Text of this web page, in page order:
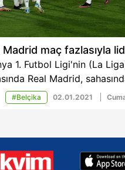
Madrid maç fazlasıyla
1. Futbol Ligi'nin (La
Real Madrid,
maçta Celta Vigo'yu
Böylece Real Madrid, 3
liderlik koltuğuna
#Belçika 02.01.2021